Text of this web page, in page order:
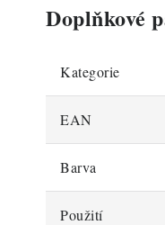
Doplňkové
Kategorie
EAN
Barva
Použití